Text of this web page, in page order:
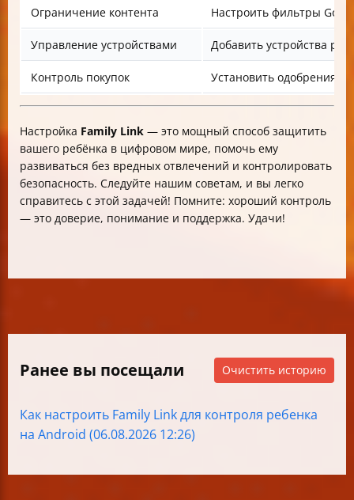
Ограничение контента Настроить фильтры
Управление устройствами Добавить устройства
Контроль покупок Установить одобрения
Настройка Family Link — это мощный способ защитить
вашего ребёнка в цифровом мире, помочь ему
развиваться без вредных отвлечений и контролировать
безопасность. Следуйте нашим советам, и вы легко
справитесь с этой задачей! Помните: хороший контроль
— это доверие, понимание и поддержка. Удачи!
Ранее вы посещали Очистить историю
Как настроить Family Link для контроля ребенка
на Android (06.08.2026 12:26)